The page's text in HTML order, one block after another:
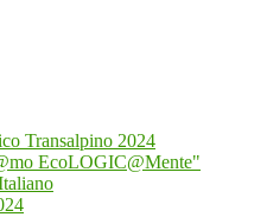
Transalpino 2024
EcoLOGIC@Mente"